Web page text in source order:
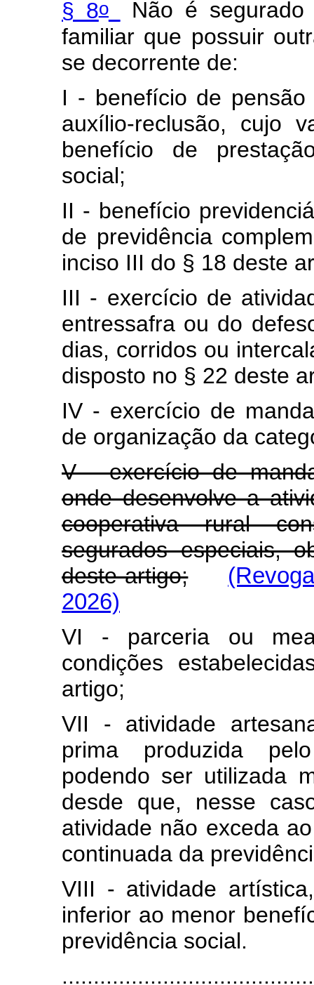
§ 8o
Não é
familiar que possuir
se decorrente de:
I - benefício de
auxílio-reclusão, cujo
benefício de
social;
II - benefício
de previdência
inciso III do § 18 deste
III - exercício de
entressafra ou do
dias, corridos ou
disposto no § 22 deste
IV - exercício de
de organização da
V - exercício de
onde desenvolve a
cooperativa rural
segurados especiais,
deste artigo;
2026)
VI - parceria ou
condições
artigo;
VII - atividade
prima produzida
podendo ser utilizada
desde que, nesse
atividade não exceda
continuada da
VIII - atividade
inferior ao menor
previdência social.